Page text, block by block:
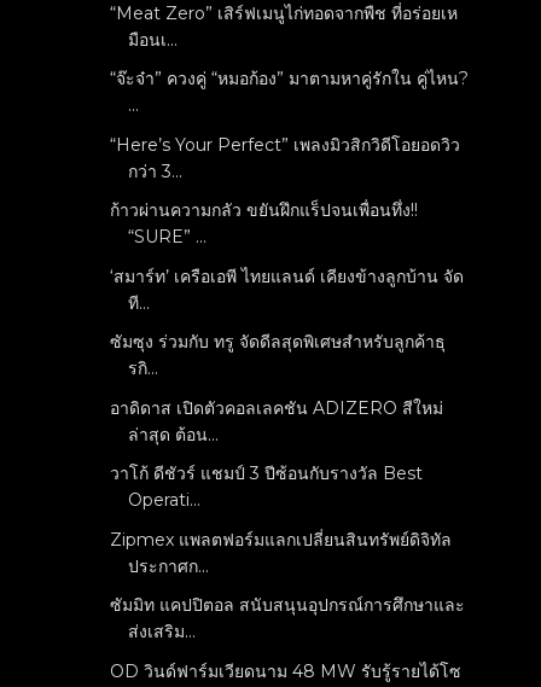
“Meat Zero” เสิร์ฟเมนูไก่ทอดจากพืช ที่อร่อยเห
มือนเ...
“จ๊ะจ๋า” ควงคู่ “หมอก้อง” มาตามหาคู่รักใน คู่ไหน?
...
“Here’s Your Perfect” เพลงมิวสิกวิดีโอยอดวิว
กว่า 3...
ก้าวผ่านความกลัว ขยันฝึกแร็ปจนเพื่อนทึ่ง!!
“SURE” ...
‘สมาร์ท’ เครือเอพี ไทยแลนด์ เคียงข้างลูกบ้าน จัด
ที...
ซัมซุง ร่วมกับ ทรู จัดดีลสุดพิเศษสำหรับลูกค้าธุ
รกิ...
อาดิดาส เปิดตัวคอลเลคชัน ADIZERO สีใหม่
ล่าสุด ต้อน...
วาโก้ ดีชัวร์ แชมป์ 3 ปีซ้อนกับรางวัล Best
Operati...
Zipmex แพลตฟอร์มแลกเปลี่ยนสินทรัพย์ดิจิทัล
ประกาศก...
ซัมมิท แคปปิตอล สนับสนุนอุปกรณ์การศึกษาและ
ส่งเสริม...
OD วินด์ฟาร์มเวียดนาม 48 MW รับรู้รายได้โซ